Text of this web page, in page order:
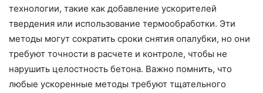
технологии, такие как добавление ускорителей
твердения или использование термообработки. Эти
методы могут сократить сроки снятия опалубки, но они
требуют точности в расчете и контроле, чтобы не
нарушить целостность бетона. Важно помнить, что
любые ускоренные методы требуют тщательного